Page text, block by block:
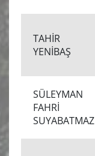
TAHİR
YENİBAŞ
SÜLEYMAN
FAHRİ
SUYABATMAZ